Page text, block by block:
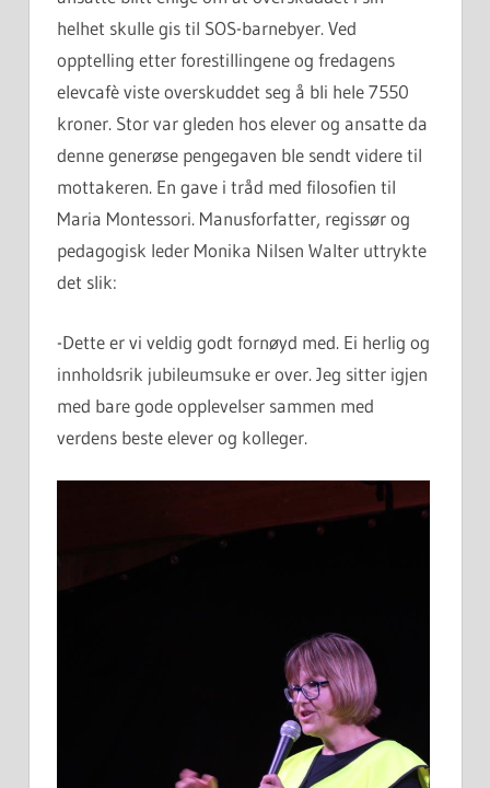
helhet skulle gis til SOS-barnebyer. Ved
opptelling etter forestillingene og fredagens
elevcafè viste overskuddet seg å bli hele 7550
kroner. Stor var gleden hos elever og ansatte da
denne generøse pengegaven ble sendt videre til
mottakeren. En gave i tråd med filosofien til
Maria Montessori. Manusforfatter, regissør og
pedagogisk leder Monika Nilsen Walter uttrykte
det slik:
-Dette er vi veldig godt fornøyd med. Ei herlig og
innholdsrik jubileumsuke er over. Jeg sitter igjen
med bare gode opplevelser sammen med
verdens beste elever og kolleger.